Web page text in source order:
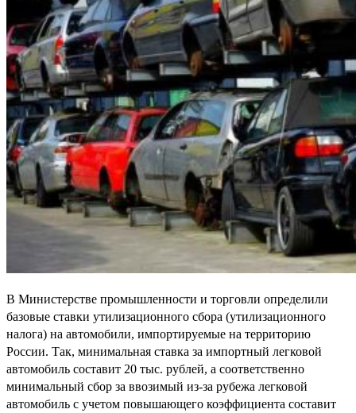
В Министерстве промышленности и торговли определили
базовые ставки утилизационного сбора (утилизационного
налога) на автомобили, импортируемые на территорию
России. Так, минимальная ставка за импортный легковой
автомобиль составит 20 тыс. рублей, а соответственно
минимальный сбор за ввозимый из-за рубежа легковой
автомобиль с учетом повышающего коэффициента составит